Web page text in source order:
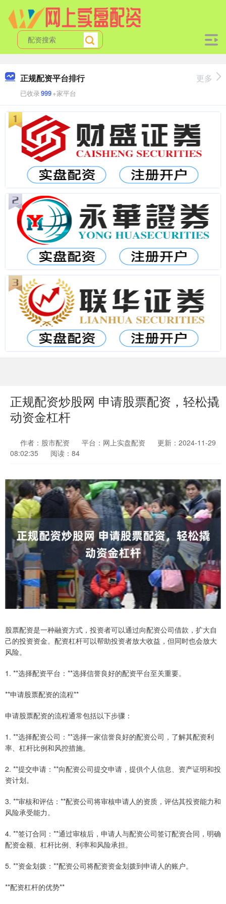
正规配资平台排行
已收录999+家平台
更多
正规配资炒股网 申请股票配资，轻松撬
动资金杠杆
作者：股市配资 平台：网上实盘配资
更新：2024-11-29
08:02:35
阅读：84
股票配资是一种融资方式，投资者可以通过向配资公司借款，扩大自
己的投资资金。配资杠杆可以帮助投资者放大收益，但同时也会放大
风险。
1. **选择配资平台：**选择信誉良好的配资平台至关重要。
**申请股票配资的流程**
申请股票配资的流程通常包括以下步骤：
1. **选择配资公司：**选择一家信誉良好的配资公司，了解其配资利
率、杠杆比例和风控措施。
2. **提交申请：**向配资公司提交申请，提供个人信息、资产证明和投
资计划。
3. **审核和评估：**配资公司将审核申请人的资质，评估其投资能力和
风险承受能力。
4. **签订合同：**通过审核后，申请人与配资公司签订配资合同，明确
配资金额、杠杆比例、利率和风险承担。
5. **资金划拨：**配资公司将配资资金划拨到申请人的账户。
**配资杠杆的优势**